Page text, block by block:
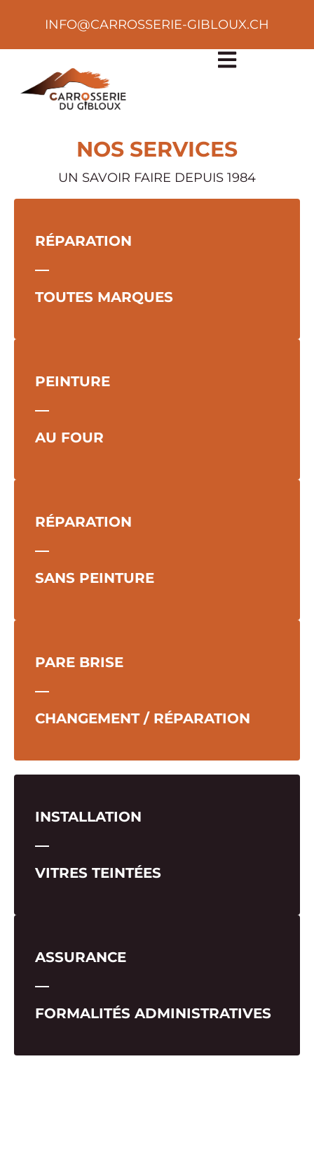
INFO@CARROSSERIE-GIBLOUX.CH
NOS SERVICES
UN SAVOIR FAIRE DEPUIS 1984
RÉPARATION
―
TOUTES MARQUES
PEINTURE
―
AU FOUR
RÉPARATION
―
SANS PEINTURE
PARE BRISE
―
CHANGEMENT / RÉPARATION
INSTALLATION
―
VITRES TEINTÉES
ASSURANCE
―
FORMALITÉS ADMINISTRATIVES